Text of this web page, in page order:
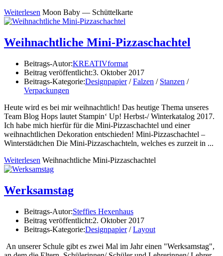
Weiterlesen Moon Baby — Schüttelkarte
Weihnachtliche Mini-Pizzaschachtel
Beitrags-Autor:KREATIVformat
Beitrag veröffentlicht:3. Oktober 2017
Beitrags-Kategorie:Designpapier / Falzen / Stanzen /
Verpackungen
Heute wird es bei mir weihnachtlich! Das heutige Thema unseres
Team Blog Hops lautet Stampin‘ Up! Herbst-/ Winterkatalog 2017.
Ich habe mich hierfür für die Mini-Pizzaschachtel und einer
weihnachtlichen Dekoration entschieden! Mini-Pizzaschachtel –
Winterstädtchen Die Mini-Pizzaschachteln, welches es zurzeit in ...
Weiterlesen Weihnachtliche Mini-Pizzaschachtel
Werksamstag
Beitrags-Autor:Steffies Hexenhaus
Beitrag veröffentlicht:2. Oktober 2017
Beitrags-Kategorie:Designpapier / Layout
An unserer Schule gibt es zwei Mal im Jahr einen "Werksamstag",